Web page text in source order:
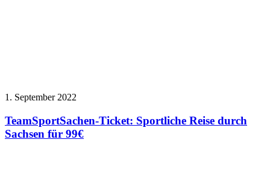
1. September 2022
TeamSportSachen-Ticket: Sportliche Reise durch
Sachsen für 99€